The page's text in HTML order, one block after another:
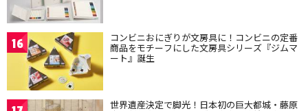
16 コンビニおにぎりが文房具に！コンビニの定番
商品をモチーフにした文房具シリーズ『ジムマ
ート』誕生
世界遺産決定で脚光！日本初の巨大都城・藤原